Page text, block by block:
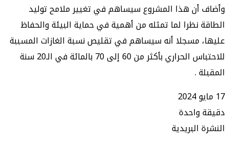
هذا المشروع سيساهم في تغيير ملامح توليد
لما تمثله من أهمية في حماية البيئة والحفاظ
مسجلا أنه سيساهم في تقليص نسبة الغازات المسببة
للاحتباس الحراري بأكثر من 60 إلى 70 بالمائة في الـ20 سنة
.